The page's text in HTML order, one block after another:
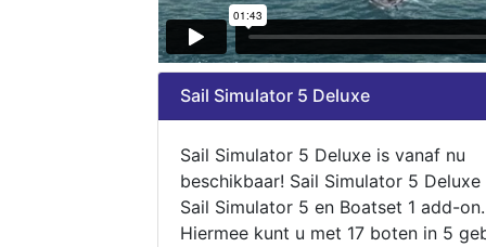
Sail Simulator 5 Deluxe
Sail Simulator 5 Deluxe is vanaf nu
beschikbaar! Sail Simulator 5
Sail Simulator 5 en Boatset 1 add-on.
Hiermee kunt u met 17 boten in 5